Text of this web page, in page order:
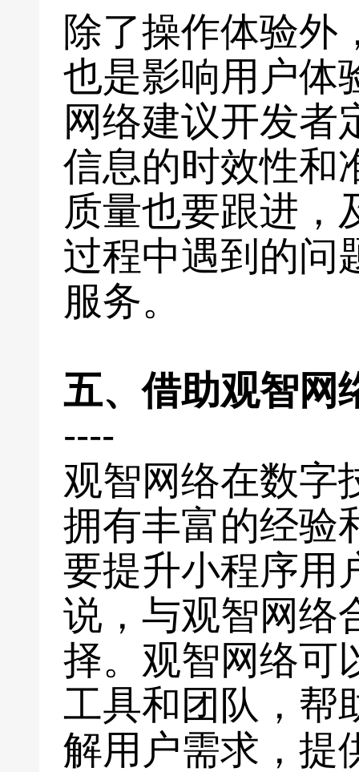
除了操作体验外
也是影响用户体
网络建议开发者
信息的时效性和
质量也要跟进，
过程中遇到的问
服务。
五、借助观智网
----
观智网络在数字
拥有丰富的经验
要提升小程序用
说，与观智网络
择。观智网络可
工具和团队，帮
解用户需求，提